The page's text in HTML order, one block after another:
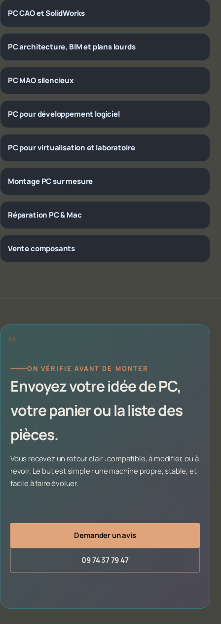
PC CAO et SolidWorks
PC architecture, BIM et plans lourds
PC MAO silencieux
PC pour développement logiciel
PC pour virtualisation et laboratoire
Montage PC sur mesure
Réparation PC & Mac
Vente composants
ON VÉRIFIE AVANT DE MONTER
Envoyez votre idée de PC,
votre panier ou la liste des
pièces.
Vous recevez un retour clair : compatible, à modifier, ou à
revoir. Le but est simple : une machine propre, stable, et
facile à faire évoluer.
Demander un avis
09 74 37 79 47